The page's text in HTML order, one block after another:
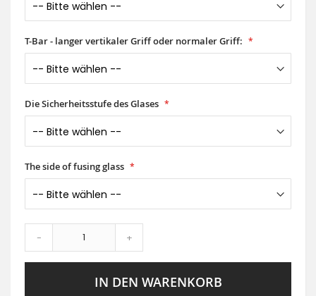
T-Bar - langer vertikaler Griff oder normaler Griff:
Die Sicherheitsstufe des Glases
The side of fusing glass
- +
IN DEN WARENKORB